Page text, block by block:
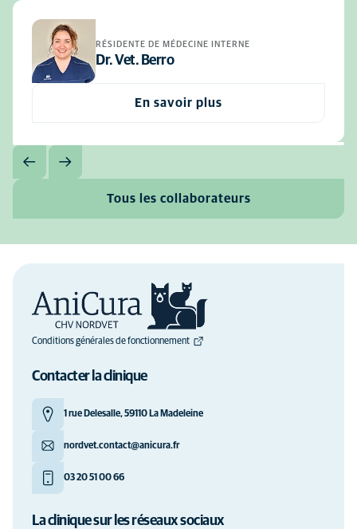
RÉSIDENTE DE MÉDECINE INTERNE
Dr. Vet. Berro
En savoir plus
Tous les collaborateurs
Conditions générales de fonctionnement
Contacter la clinique
1 rue Delesalle, 59110 La Madeleine
nordvet.contact@anicura.fr
03 20 51 00 66
La clinique sur les réseaux sociaux